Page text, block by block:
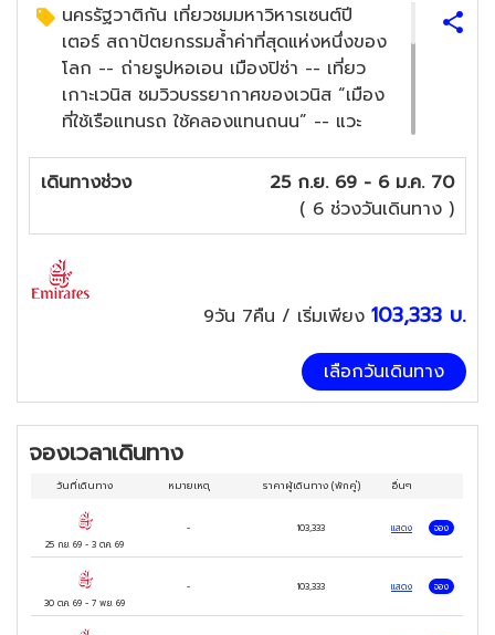
นครรัฐวาติกัน เที่ยวชมมหาวิหารเซนต์ปี
เตอร์ สถาปัตยกรรมล้ำค่าที่สุดแห่งหนึ่งของ
โลก -- ถ่ายรูปหอเอน เมืองปิซ่า -- เที่ยว
เกาะเวนิส ชมวิวบรรยากาศของเวนิส “เมือง
ที่ใช้เรือแทนรถ ใช้คลองแทนถนน” -- แวะ
พร้อมถ่ายรูปกับมหาวิหารแห่งมิลาน --
เที่ยวหมู่บ้านมูร์แรง -- ขึ้นเขาชิลธอร์น --
ล่องเรือแม่น้ำแซนน์ -- เข้าชมพระราชวังแวร์
ซายส์ -- ถ่ายรูปหอไอเฟล สัญลักษณ์ของ
นครปารีส
พาสต้าต้นตำหรับอิตาลี , ฟองดูว์ ต้น
ณ ภัตตาคารหมุนได้ 360 องศา ณ ยอด
เขาชิลธอร์น , เมนู หอยเอสคาโก้อบเนย + ส
เดินทางช่วง
25 ก.ย. 69 - 6 ม.ค. 70
( 6 ช่วงวันเดินทาง )
9วัน 7คืน / เริ่มเพียง 103,333 บ.
เลือกวันเดินทาง
จองเวลาเดินทาง
วันที่เดินทาง หมายเหตุ ราคาผู้เดินทาง (พักคู่) อื่นๆ
25 ก.ย. 69 -3 ต.ค. 69
- 103,333 แสดง จอง
30 ต.ค. 69 -7 พ.ย. 69
- 103,333 แสดง จอง